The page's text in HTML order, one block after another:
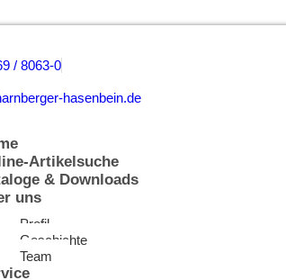
/ 8063-0
hasenbein.de
Artikelsuche
& Downloads
uns
Profil
Geschichte
Team